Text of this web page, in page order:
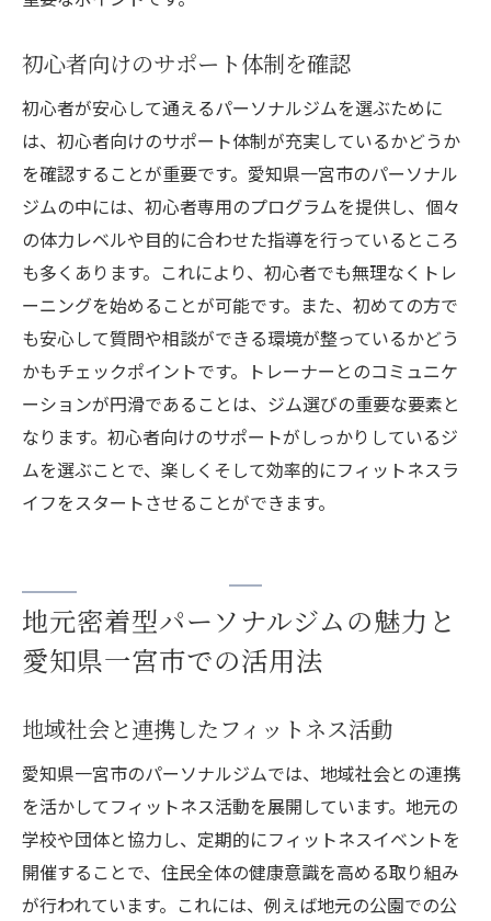
初心者向けのサポート体制を確認
初心者が安心して通えるパーソナルジムを選ぶために
は、初心者向けのサポート体制が充実しているかどうか
を確認することが重要です。愛知県一宮市のパーソナル
ジムの中には、初心者専用のプログラムを提供し、個々
の体力レベルや目的に合わせた指導を行っているところ
も多くあります。これにより、初心者でも無理なくトレ
ーニングを始めることが可能です。また、初めての方で
も安心して質問や相談ができる環境が整っているかどう
かもチェックポイントです。トレーナーとのコミュニケ
ーションが円滑であることは、ジム選びの重要な要素と
なります。初心者向けのサポートがしっかりしているジ
ムを選ぶことで、楽しくそして効率的にフィットネスラ
イフをスタートさせることができます。
地元密着型パーソナルジムの魅力と
愛知県一宮市での活用法
地域社会と連携したフィットネス活動
愛知県一宮市のパーソナルジムでは、地域社会との連携
を活かしてフィットネス活動を展開しています。地元の
学校や団体と協力し、定期的にフィットネスイベントを
開催することで、住民全体の健康意識を高める取り組み
が行われています。これには、例えば地元の公園での公